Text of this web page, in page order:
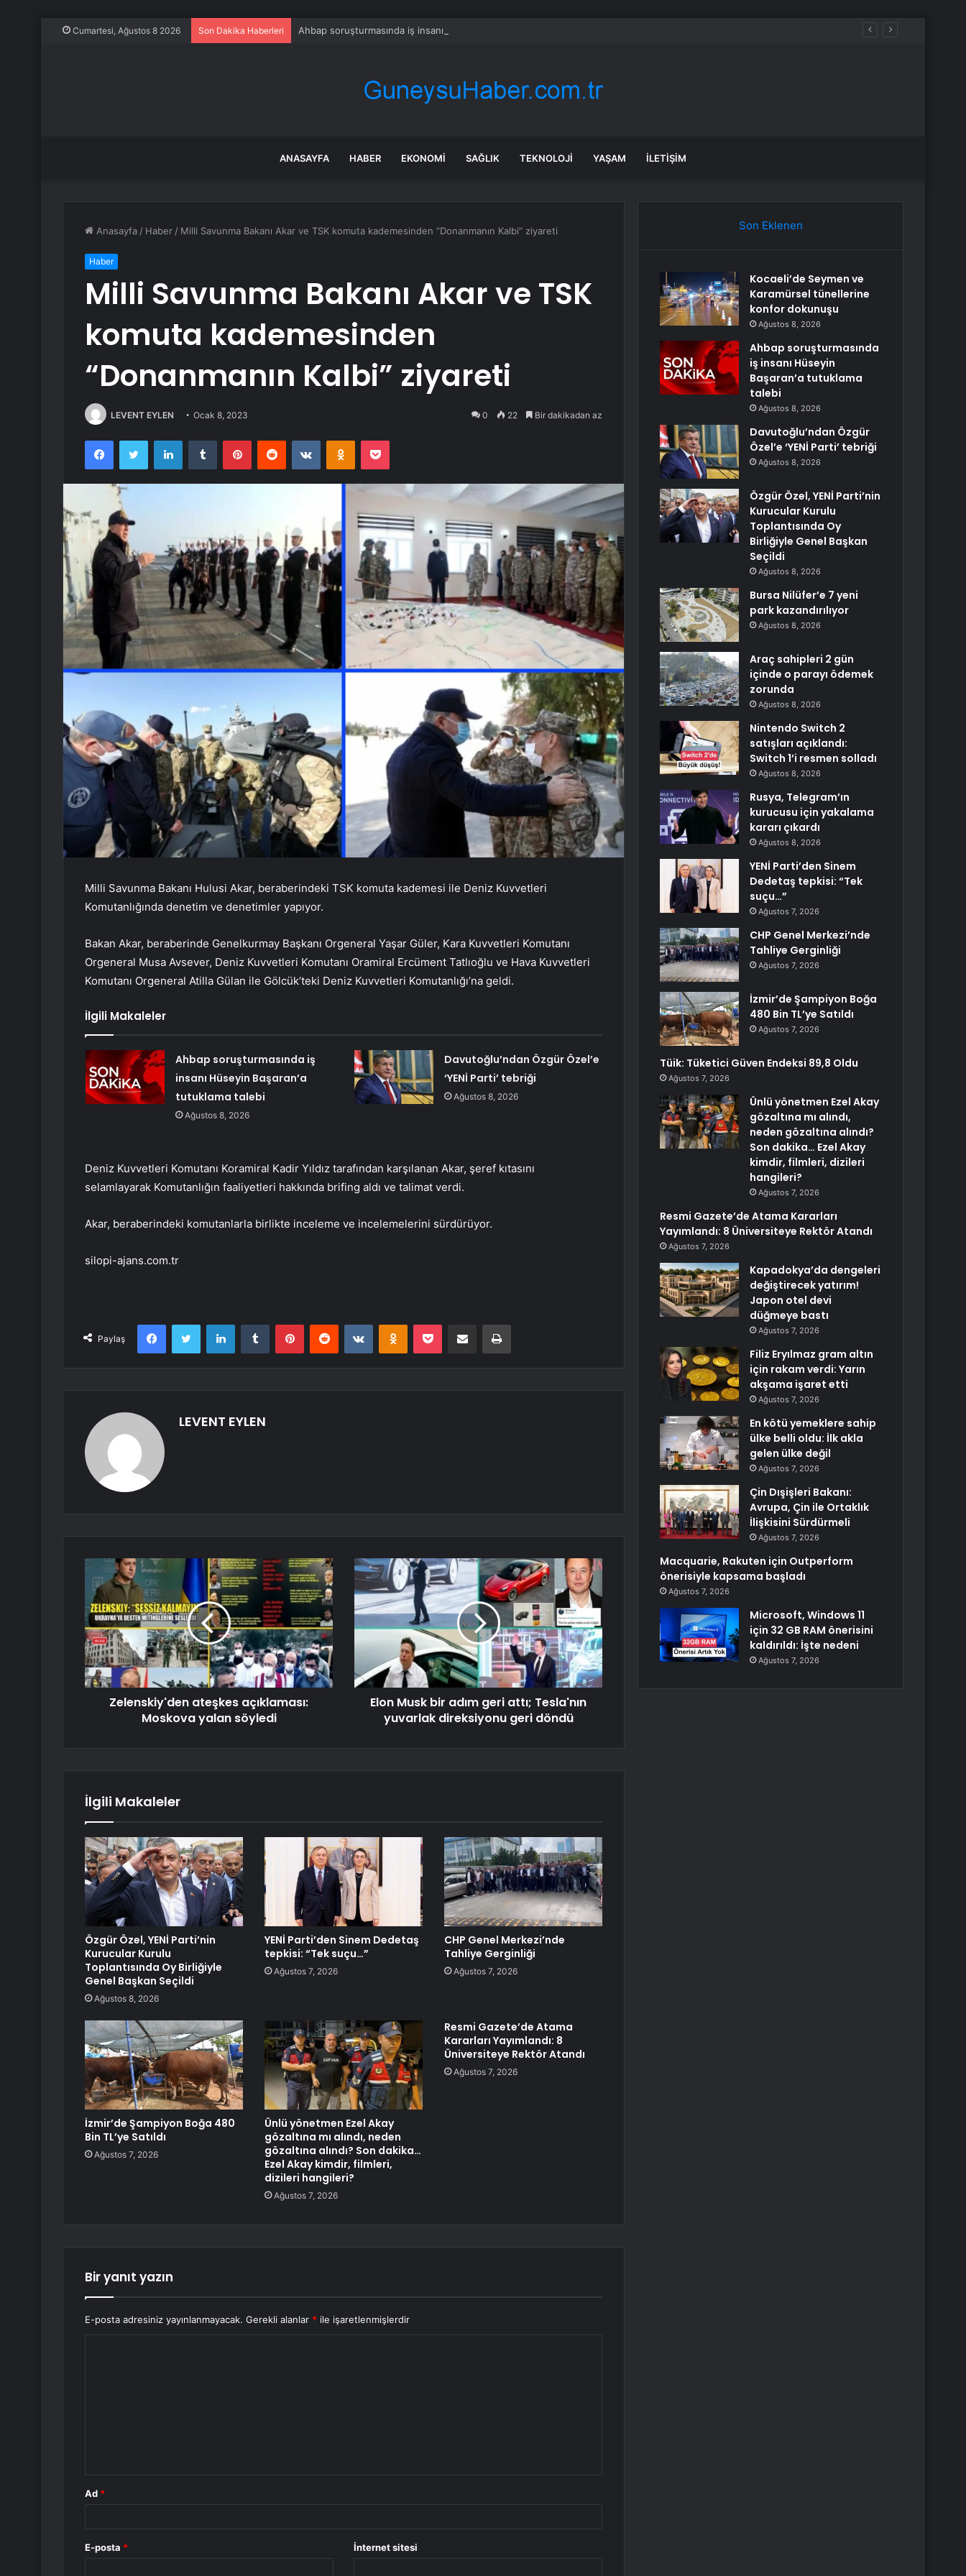
Cumartesi, Ağustos 8 2026 Son Dakika Haberleri Ahbap soruşturmasında iş insanı Hüseyin Başaran’a tutuklama talebi
ANASAYFA HABER EKONOMI SAĞLIK TEKNOLOJI YAŞAM İLETIŞIM
Anasayfa / Haber / Milli Savunma Bakanı Akar ve TSK komuta kademesinden “Donanmanın Kalbi” ziyareti
Haber
Milli Savunma Bakanı Akar ve TSK
komuta kademesinden
“Donanmanın Kalbi” ziyareti
LEVENT EYLEN Ocak 8, 2023 0 22 Bir dakikadan az
FacebookTwitter LinkedInTumblr PinterestReddit VKontakteOdnoklassniki
Pocket
Milli Savunma Bakanı Hulusi Akar, beraberindeki TSK komuta kademesi ile Deniz Kuvvetleri
Komutanlığında denetim ve denetimler yapıyor.
Bakan Akar, beraberinde Genelkurmay Başkanı Orgeneral Yaşar Güler, Kara Kuvvetleri Komutanı
Orgeneral Musa Avsever, Deniz Kuvvetleri Komutanı Oramiral Ercüment Tatlıoğlu ve Hava Kuvvetleri
Komutanı Orgeneral Atilla Gülan ile Gölcük’teki Deniz Kuvvetleri Komutanlığı’na geldi.
İlgili Makaleler
Ahbap soruşturmasında iş
insanı Hüseyin Başaran’a
tutuklama talebi
Ağustos 8, 2026
Davutoğlu’ndan Özgür Özel’e
‘YENİ Parti’ tebriği
Ağustos 8, 2026
Deniz Kuvvetleri Komutanı Koramiral Kadir Yıldız tarafından karşılanan Akar, şeref kıtasını
selamlayarak Komutanlığın faaliyetleri hakkında brifing aldı ve talimat verdi.
Akar, beraberindeki komutanlarla birlikte inceleme ve incelemelerini sürdürüyor.
silopi-ajans.com.tr
Paylaş
FacebookTwitter LinkedInTumblr PinterestReddit VKontakteOdnoklassniki
Pocket E-Posta ile paylaş Yazdır
LEVENT EYLEN
Zelenskiy'den ateşkes açıklaması:
Moskova yalan söyledi
Elon Musk bir adım geri attı; Tesla'nın
yuvarlak direksiyonu geri döndü
İlgili Makaleler
Özgür Özel, YENİ Parti’nin
Kurucular Kurulu
Toplantısında Oy Birliğiyle
Genel Başkan Seçildi
Ağustos 8, 2026
YENİ Parti’den Sinem Dedetaş
tepkisi: “Tek suçu…”
Ağustos 7, 2026
CHP Genel Merkezi’nde
Tahliye Gerginliği
Ağustos 7, 2026
İzmir’de Şampiyon Boğa 480
Bin TL’ye Satıldı
Ağustos 7, 2026
Ünlü yönetmen Ezel Akay
gözaltına mı alındı, neden
gözaltına alındı? Son dakika…
Ezel Akay kimdir, filmleri,
dizileri hangileri?
Ağustos 7, 2026
Resmi Gazete’de Atama
Kararları Yayımlandı: 8
Üniversiteye Rektör Atandı
Ağustos 7, 2026
Bir yanıt yazın
E-posta adresiniz yayınlanmayacak. Gerekli alanlar * ile işaretlenmişlerdir
Ad *
E-posta * İnternet sitesi
Son Eklenen
Kocaeli’de Seymen ve
Karamürsel tünellerine
konfor dokunuşu
Ağustos 8, 2026
Ahbap soruşturmasında
iş insanı Hüseyin
Başaran’a tutuklama
talebi
Ağustos 8, 2026
Davutoğlu’ndan Özgür
Özel’e ‘YENİ Parti’ tebriği
Ağustos 8, 2026
Özgür Özel, YENİ Parti’nin
Kurucular Kurulu
Toplantısında Oy
Birliğiyle Genel Başkan
Seçildi
Ağustos 8, 2026
Bursa Nilüfer’e 7 yeni
park kazandırılıyor
Ağustos 8, 2026
Araç sahipleri 2 gün
içinde o parayı ödemek
zorunda
Ağustos 8, 2026
Nintendo Switch 2
satışları açıklandı:
Switch 1’i resmen solladı
Ağustos 8, 2026
Rusya, Telegram’ın
kurucusu için yakalama
kararı çıkardı
Ağustos 8, 2026
YENİ Parti’den Sinem
Dedetaş tepkisi: “Tek
suçu…”
Ağustos 7, 2026
CHP Genel Merkezi’nde
Tahliye Gerginliği
Ağustos 7, 2026
İzmir’de Şampiyon Boğa
480 Bin TL’ye Satıldı
Ağustos 7, 2026
Tüik: Tüketici Güven Endeksi 89,8 Oldu
Ağustos 7, 2026
Ünlü yönetmen Ezel Akay
gözaltına mı alındı,
neden gözaltına alındı?
Son dakika… Ezel Akay
kimdir, filmleri, dizileri
hangileri?
Ağustos 7, 2026
Resmi Gazete’de Atama Kararları
Yayımlandı: 8 Üniversiteye Rektör Atandı
Ağustos 7, 2026
Kapadokya’da dengeleri
değiştirecek yatırım!
Japon otel devi
düğmeye bastı
Ağustos 7, 2026
Filiz Eryılmaz gram altın
için rakam verdi: Yarın
akşama işaret etti
Ağustos 7, 2026
En kötü yemeklere sahip
ülke belli oldu: İlk akla
gelen ülke değil
Ağustos 7, 2026
Çin Dışişleri Bakanı:
Avrupa, Çin ile Ortaklık
İlişkisini Sürdürmeli
Ağustos 7, 2026
Macquarie, Rakuten için Outperform
önerisiyle kapsama başladı
Ağustos 7, 2026
Microsoft, Windows 11
için 32 GB RAM önerisini
kaldırıldı: İşte nedeni
Ağustos 7, 2026